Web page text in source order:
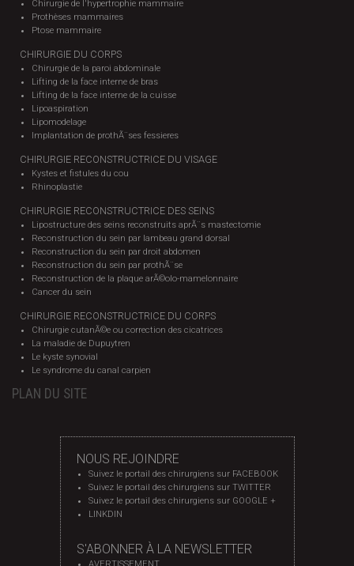
Chirurgie de l'hypertrophie mammaire
Prothèses mammaires
Ptose mammaire
CHIRURGIE DU CORPS
Chirurgie de la paroi abdominale
Lifting de la face interne de bras
Lifting de la face interne de la cuisse
Lipoaspiration
Lipomodelage
Implantation de prothÃ¨ses fessieres
CHIRURGIE RECONSTRUCTRICE DU VISAGE
Kystes et fistules du cou
Rhinoplastie
CHIRURGIE RECONSTRUCTRICE DES SEINS
Lipostructure des seins reconstruits aprÃ¨s mastectomie
Reconstruction du sein par lambeau grand dorsal
Reconstruction du sein par droit abdomen
Reconstruction du sein par prothÃ¨se
Reconstruction de la plaque arÃ©olo-mamelonnaire
Cancer du sein
CHIRURGIE RECONSTRUCTRICE DU CORPS
Chirurgie cutanÃ©e ou correction des cicatrices
La maladie de Dupuytren
Le kyste synovial
Le syndrome du canal carpien
PLAN DU SITE
NOUS REJOINDRE
Suivez le portail des chirurgiens sur FACEBOOK
Suivez le portail des chirurgiens sur TWITTER
Suivez le portail des chirurgiens sur GOOGLE +
LINKDIN
S'ABONNER À LA NEWSLETTER